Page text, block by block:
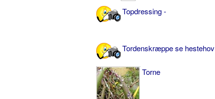
Topdressing -
Tordenskræppe se hestehov
Torne